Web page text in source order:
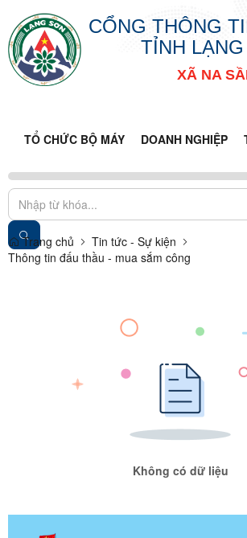
CỔNG THÔNG
TỈNH
XÃ NA
TỔ CHỨC BỘ MÁY DOANH NGHIỆP
Trang chủ
Tin tức - Sự kiện
Thông tin đấu thầu - mua sắm công
Không có dữ liệu